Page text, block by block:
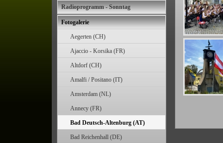
Radioprogramm - Sonntag
Fotogalerie
Aegerten (CH)
Ajaccio - Korsika (FR)
Altdorf (CH)
Amalfi / Positano (IT)
Amsterdam (NL)
Annecy (FR)
Bad Deutsch-Altenburg (AT)
Bad Reichenhall (DE)